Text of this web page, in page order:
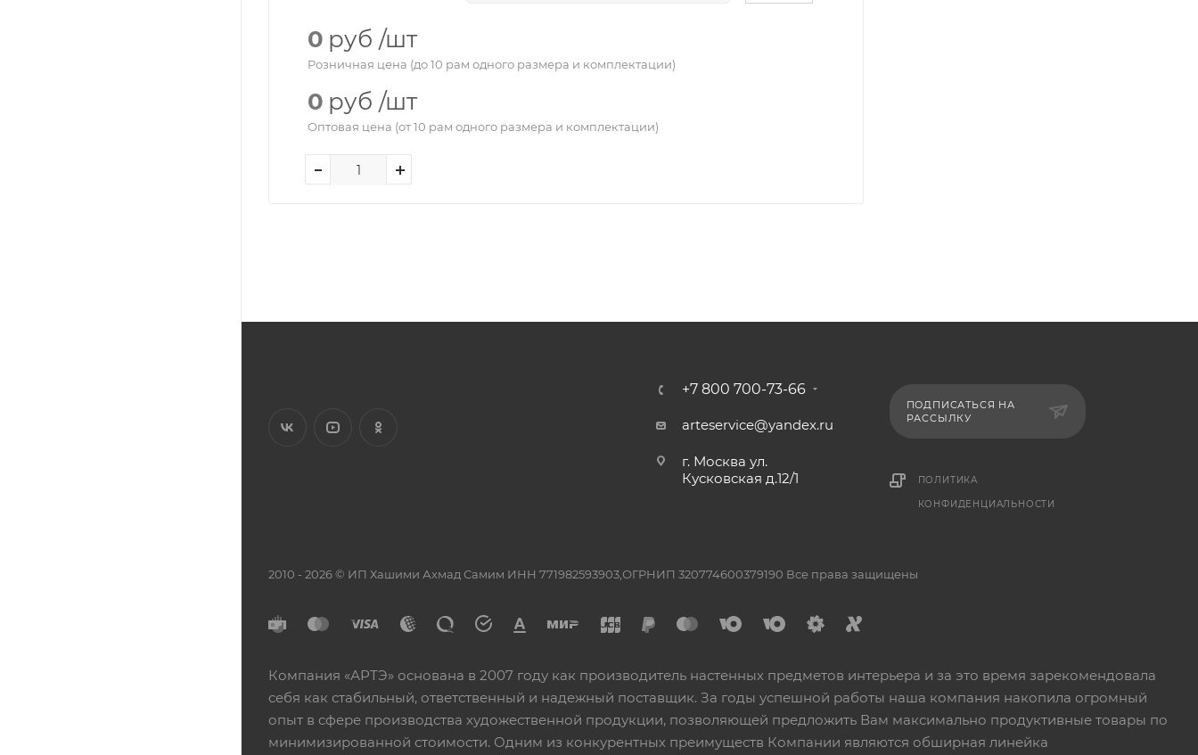
0 руб /шт
Розничная цена (до 10 рам одного размера и комплектации)
0 руб /шт
Оптовая цена (от 10 рам одного размера и комплектации)
+7 800 700-73-66
arteservice@yandex.ru
г. Москва ул.
Кусковская д.12/1
ПОДПИСАТЬСЯ НА
РАССЫЛКУ
ПОЛИТИКА
КОНФИДЕНЦИАЛЬНОСТИ
2010 - 2026 © ИП Хашими Ахмад Самим ИНН 771982593903,ОГРНИП 320774600379190 Все права защищены
Компания «АРТЭ» основана в 2007 году как производитель настенных предметов интерьера и за это время зарекомендовала
себя как стабильный, ответственный и надежный поставщик. За годы успешной работы наша компания накопила огромный
опыт в сфере производства художественной продукции, позволяющей предложить Вам максимально продуктивные товары по
минимизированной стоимости. Одним из конкурентных преимуществ Компании являются обширная линейка